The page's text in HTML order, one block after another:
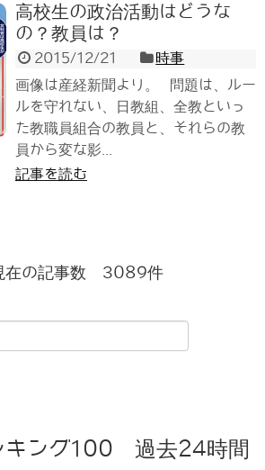
高校生の政治活動はどうな
の？教員は？
2015/12/21
時事
画像は産経新聞より。 問題は、ルー
ルを守れない、日教組、全教といっ
た教職員組合の教員と、それらの教
員から変な影...
記事を読む
在の記事数 3089件
キング100 過去24時間